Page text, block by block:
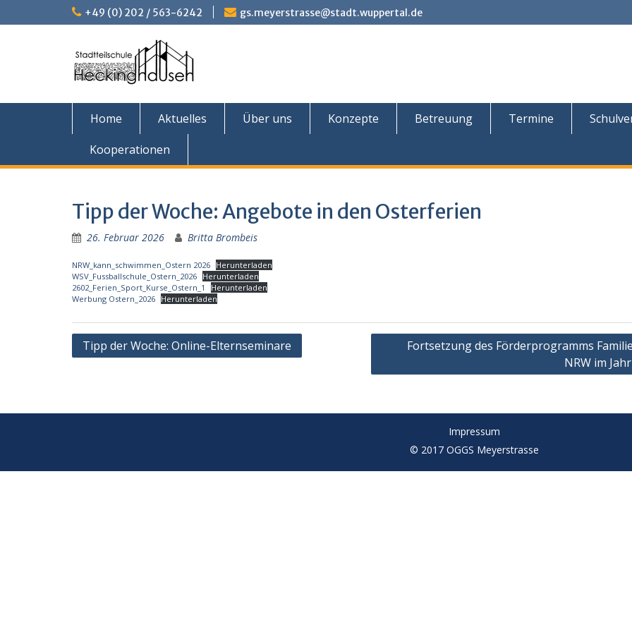
to
+49 (0) 202 / 563-6242 gs.meyerstrasse@stadt.wuppertal.de
Home Aktuelles Über uns Konzepte Betreuung Termine
Kooperationen
Tipp der Woche: Angebote in den Osterferien
26. Februar 2026 Britta Brombeis
NRW_kann_schwimmen_Ostern 2026 Herunterladen
WSV_Fussballschule_Ostern_2026 Herunterladen
2602_Ferien_Sport_Kurse_Ostern_1
Herunterladen
Werbung Ostern_2026 Herunterladen
Beitragsnavigation
Tipp der Woche: Online-Elternseminare
Fortsetzung des Förderprogramms
NRW im
Impressum
© 2017 OGGS Meyerstrasse